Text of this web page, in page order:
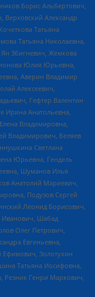
Борис Альбертович,
Верховский Александр
Татьяна
Татьяна Николаевна,
Ян Збигневич, Жемкова
Юлия Юрьевна,
Аверин Владимир
Алексеевич,
Гефтер Валентин
Ирина Анатольевна,
Владимировна,
Владимирович, Беляев
Светлана
Юрьевна, Гендель
Шуманов Илья
Анатолий Мариевич,
Подузов Сергей
Леонид Борисович,
Иванович, Шабад
Олег Петрович,
Евгеньевна,
Золотухин
Татьяна Иосифовна,
Генри Маркович,